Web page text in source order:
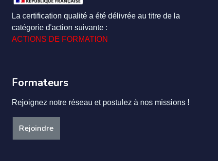
La certification qualité a été délivrée au titre de la
catégorie d'action suivante :
ACTIONS DE FORMATION
Formateurs
Rejoignez notre réseau et postulez à nos missions !
Rejoindre